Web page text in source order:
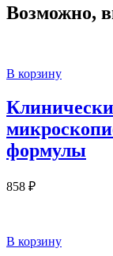
Возможно,
В корзину
формулы
858 ₽
В корзину